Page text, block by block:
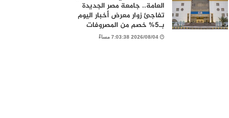
العامة.. جامعة مصر الجديدة
تفاجئ زوار معرض أخبار اليوم
بـ5% خصم من المصروفات
2026/08/04 7:03:38 مساءً